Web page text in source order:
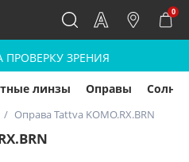
0
ПРОВЕРКУ ЗРЕНИЯ
линзы Оправы
Оправа Tattva KOMO.RX.BRN